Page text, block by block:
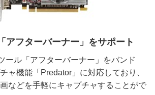
アフターバーナー」をサポート
ール「アフターバーナー」をバンド
ャ機能「Predator」に対応しており、
などを手軽にキャプチャすることがで